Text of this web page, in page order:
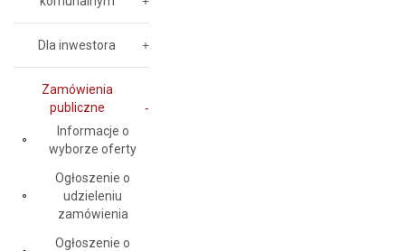
Dla inwestora
Zamówienia
publiczne
Informacje o
wyborze oferty
Ogłoszenie o
udzieleniu
zamówienia
Ogłoszenie o